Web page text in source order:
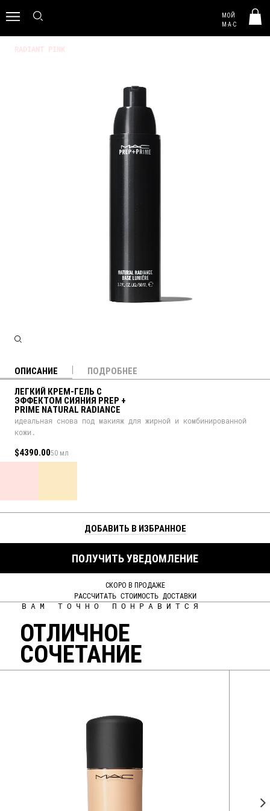
МОЙ
M·A·C
RADIANT PINK
ОПИСАНИЕ
ПОДРОБНЕЕ
ЛЕГКИЙ КРЕМ-ГЕЛЬ С
ЭФФЕКТОМ СИЯНИЯ PREP +
PRIME NATURAL RADIANCE
идеальная снова под макияж для жирной и комбинированной
кожи.
$4390.0050 мл
ДОБАВИТЬ В ИЗБРАННОЕ
ПОЛУЧИТЬ УВЕДОМЛЕНИЕ
СКОРО В ПРОДАЖЕ
РАССЧИТАТЬ СТОИМОСТЬ ДОСТАВКИ
ВАМ ТОЧНО ПОНРАВИТСЯ
ОТЛИЧНОЕ
СОЧЕТАНИЕ